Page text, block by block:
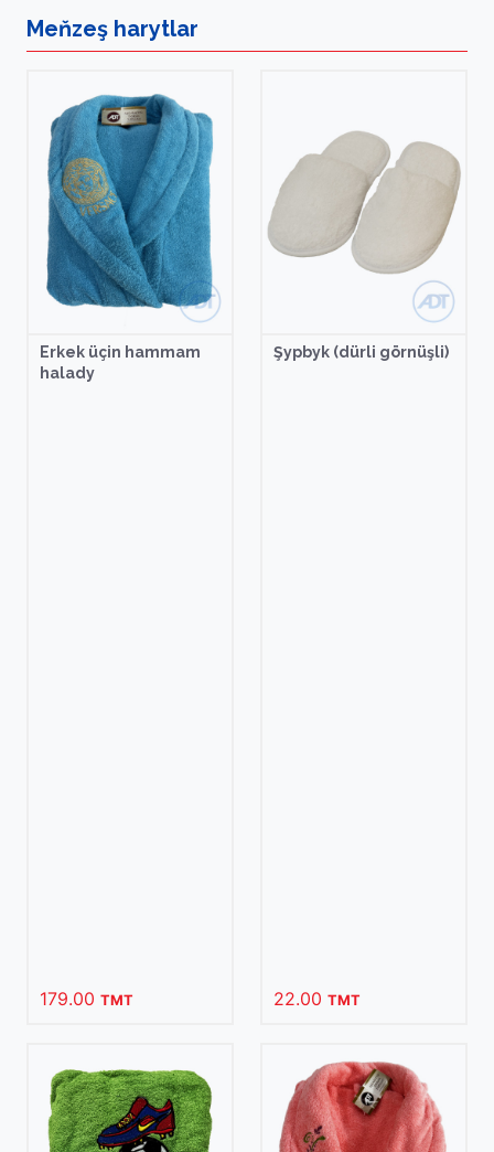
Meňzeş harytlar
Erkek üçin hammam
halady
179.00 TMT
Şypbyk (dürli görnüşli)
22.00 TMT